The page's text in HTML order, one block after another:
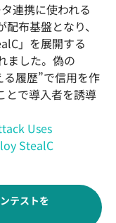
連携に使われる
布基盤となり、
」を展開する
ました。偽の
履歴”で信用を作
とで導入者を誘導
Uses
StealC
テストを